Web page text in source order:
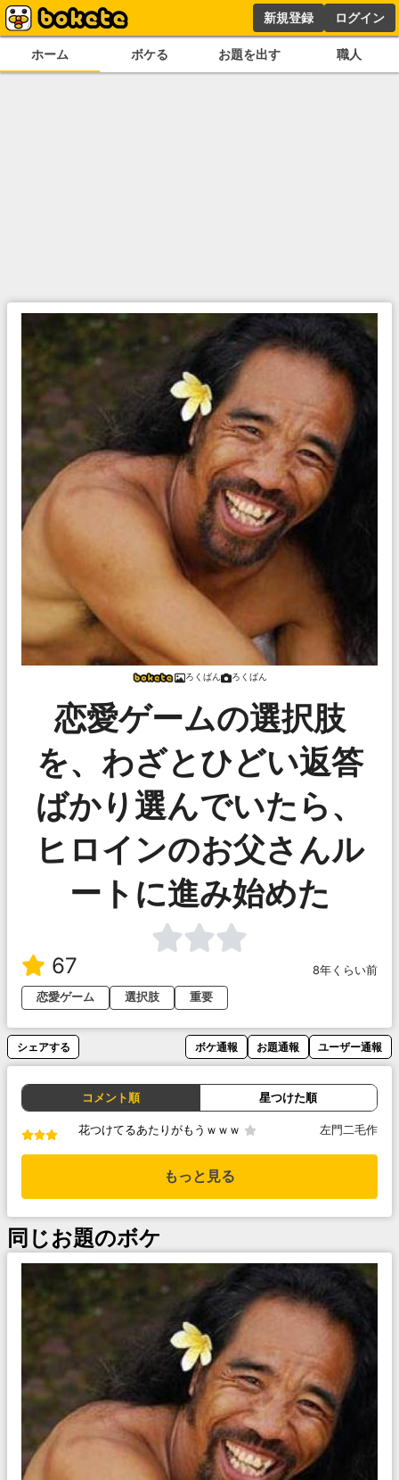
新規登録 ログイン
ホーム ボケる お題を出す 職人
ろくばん ろくばん
恋愛ゲームの選択肢
を、わざとひどい返答
ばかり選んでいたら、
ヒロインのお父さんル
ートに進み始めた
67
8年くらい前
恋愛ゲーム
選択肢 重要
シェアする ボケ通報 お題通報 ユーザー通報
コメント順 星つけた順
花つけてるあたりがもうｗｗｗ 左門二毛作
もっと見る
同じお題のボケ